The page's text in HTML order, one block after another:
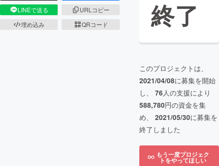
LINEで送る
URLコピー
埋め込み
QRコード 終了
このプロジェクトは、
2021/04/08に募集を開始
し、 76人の支援により
588,780円の資金を集
め、 2021/05/30に募集を
終了しました
もう一度プロジェク
トをやってほしい